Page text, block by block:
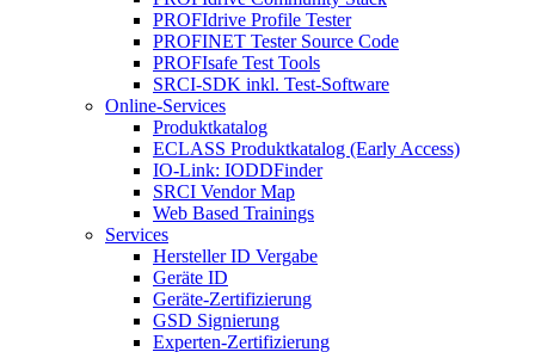
PROFIdrive Profile Tester
PROFINET Tester Source Code
PROFIsafe Test Tools
SRCI-SDK inkl. Test-Software
Online-Services
Produktkatalog
ECLASS Produktkatalog (Early Access)
IO-Link: IODDFinder
SRCI Vendor Map
Web Based Trainings
Services
Hersteller ID Vergabe
Geräte ID
Geräte-Zertifizierung
GSD Signierung
Experten-Zertifizierung